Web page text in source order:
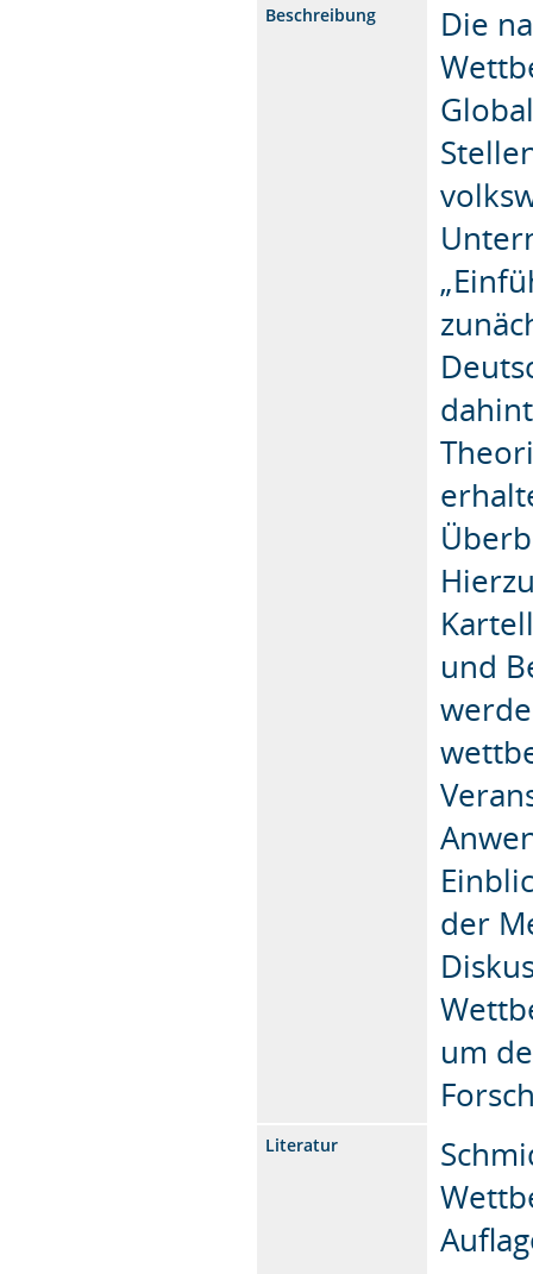
Beschreibung
Die
und
der
um
Literatur